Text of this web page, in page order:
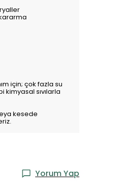
için; çok fazla su
kimyasal sıvılarla
kesede
Yorum Yap